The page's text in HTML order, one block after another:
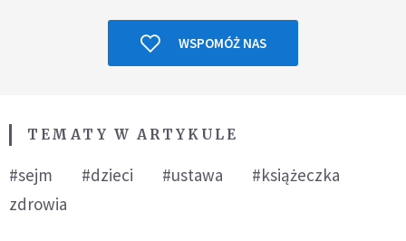
WSPOMÓŻ NAS
TEMATY W ARTYKULE
#sejm #dzieci #ustawa
#książeczka
zdrowia